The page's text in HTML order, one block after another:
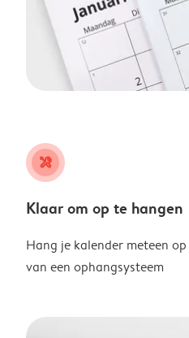
tools
Klaar om op te hangen
Hang je kalender meteen
van een ophangsysteem